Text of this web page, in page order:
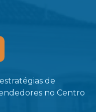
de
no Centro